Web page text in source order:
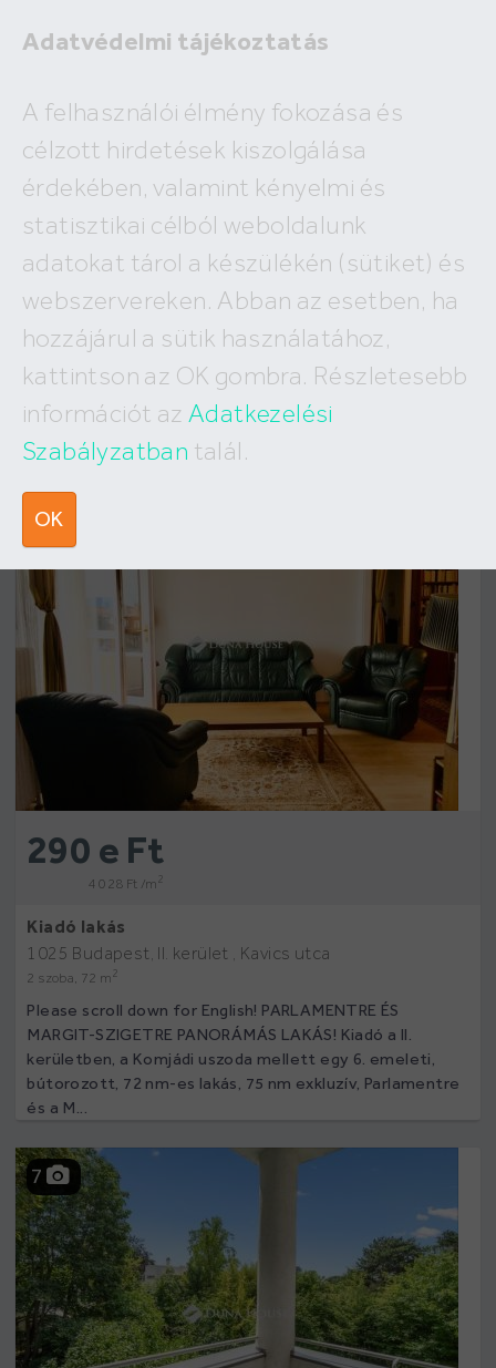
Adatvédelmi tájékoztatás
A felhasználói élmény fokozása és
célzott hirdetések kiszolgálása
érdekében, valamint kényelmi és
statisztikai célból weboldalunk
adatokat tárol a készülékén (sütiket) és
webszervereken. Abban az esetben, ha
hozzájárul a sütik használatához,
kattintson az OK gombra. Részletesebb
információt az Adatkezelési
Szabályzatban talál.
OK
Eladó
Kiadó
Budapest II. kerület ×
Budapest Megyék, városok
I. kerület
III. kerület
XI. kerület
XXII. kerület
IV. kerület
VI. kerület
VII. kerület
VIII. kerület
IX. kerület
X. kerület
XV. kerület
XVII. kerület
XVIII. kerület
XX. kerület
Keresés
Kiadó Budapest II. kerületi lakások
találat, megjelenítve
18
290 e Ft
4 028 Ft /m2
Kiadó lakás
1025 Budapest, II. kerület , Kavics utca
2 szoba, 72 m 2
Please scroll down for English! PARLAMENTRE ÉS
MARGIT-SZIGETRE PANORÁMÁS LAKÁS! Kiadó a II.
kerületben, a Komjádi uszoda mellett egy 6. emeleti,
bútorozott, 72 nm-es lakás, 75 nm exkluzív, Parlamentre
és a M...
7